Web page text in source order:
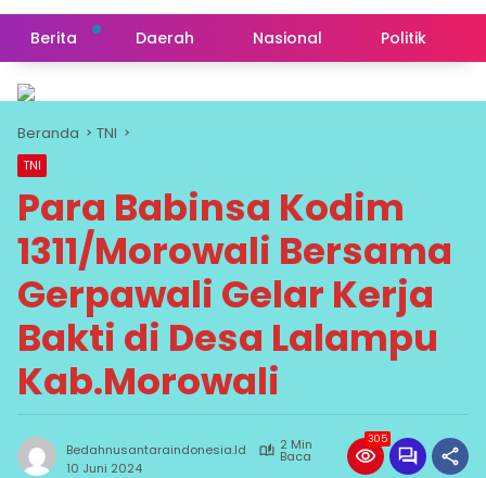
Berita Daerah Nasional Politik
Beranda TNI
TNI
Para Babinsa Kodim
1311/Morowali Bersama
Gerpawali Gelar Kerja
Bakti di Desa Lalampu
Kab.Morowali
Bedahnusantaraindonesia.id 2 Min
Baca
10 Juni 2024
305